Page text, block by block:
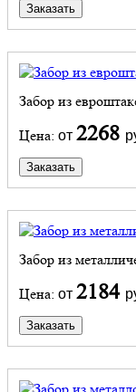
Заказать
Забор из
Цена: от 2268
Заказать
Забор из
Цена: от 2184
Заказать